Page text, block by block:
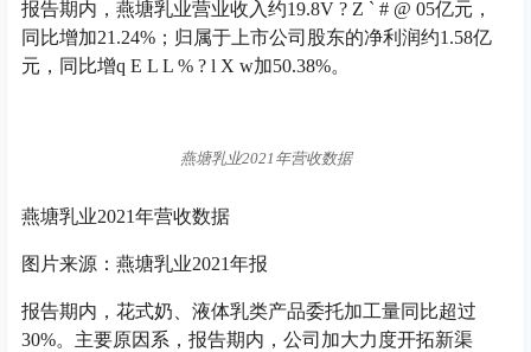
报告期内，燕塘乳业营业收入约19.8V ? Z ` # @ 05亿元，
同比增加21.24%；归属于上市公司股东的净利润约1.58亿
元，同比增q E L L % ? l X w加50.38%。
燕塘乳业2021年营收数据
燕塘乳业2021年营收数据
图片来源：燕塘乳业2021年报
报告期内，花式奶、液体乳类产品委托加工量同比超过
30%。主要原因系，报告期内，公司加大力度开拓新渠